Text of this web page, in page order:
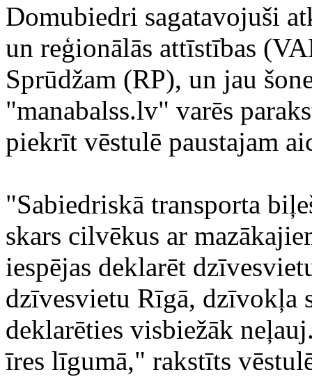
Domubiedri sagatavojuši
un reģionālās attīstības
Sprūdžam (RP), un jau
"manabalss.lv" varēs
piekrīt vēstulē paustajam
"Sabiedriskā transporta
skars cilvēkus ar
iespējas deklarēt
dzīvesvietu Rīgā, dzīvokļa
deklarēties visbiežāk
īres līgumā," rakstīts